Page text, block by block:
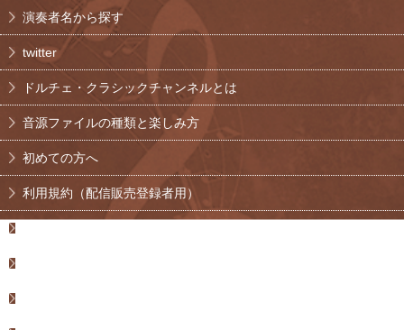
演奏者名から探す
twitter
ドルチェ・クラシックチャンネルとは
音源ファイルの種類と楽しみ方
初めての方へ
利用規約（配信販売登録者用）